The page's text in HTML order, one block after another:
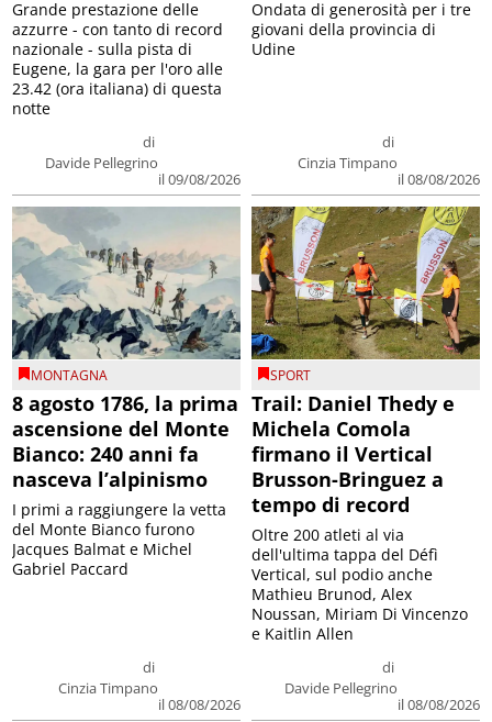
di
Davide Pellegrino
il 09/08/2026
Grande prestazione delle
azzurre - con tanto di record
nazionale - sulla pista di
Eugene, la gara per l'oro alle
23.42 (ora italiana) di questa
notte
di
Cinzia Timpano
il 08/08/2026
Ondata di generosità per i tre
giovani della provincia di
Udine
MONTAGNA
8 agosto 1786, la prima
ascensione del Monte
Bianco: 240 anni fa
nasceva l’alpinismo
di
Cinzia Timpano
il 08/08/2026
I primi a raggiungere la vetta
del Monte Bianco furono
Jacques Balmat e Michel
Gabriel Paccard
SPORT
Trail: Daniel Thedy e
Michela Comola
firmano il Vertical
Brusson-Bringuez a
tempo di record
di
Davide Pellegrino
il 08/08/2026
Oltre 200 atleti al via
dell'ultima tappa del Défì
Vertical, sul podio anche
Mathieu Brunod, Alex
Noussan, Miriam Di Vincenzo
e Kaitlin Allen